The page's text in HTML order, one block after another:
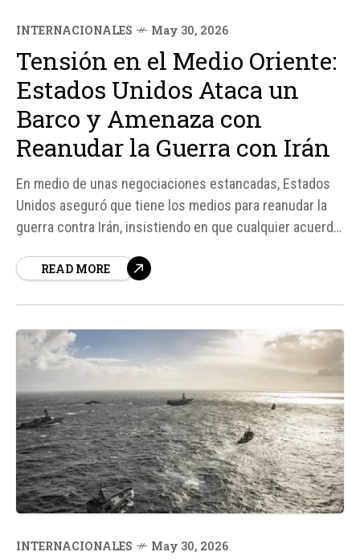
INTERNACIONALES May 30, 2026
Tensión en el Medio Oriente:
Estados Unidos Ataca un
Barco y Amenaza con
Reanudar la Guerra con Irán
En medio de unas negociaciones estancadas, Estados
Unidos aseguró que tiene los medios para reanudar la
guerra contra Irán, insistiendo en que cualquier acuerdo
rojas". Las fuerzas estadounidenses atacaron un buque
READ MORE
INTERNACIONALES May 30, 2026